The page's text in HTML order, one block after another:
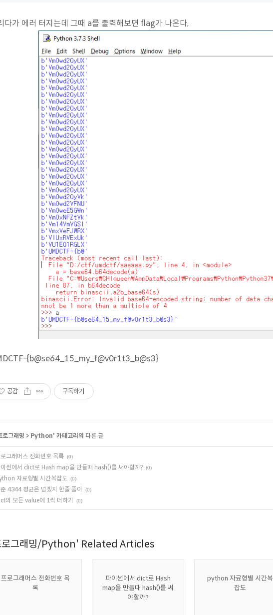
다가 에러 터지는데 그때 a를 출력해보면 flag가 나온다,
{b@se64_15_my_f@v0r1t3_b@s3}
공감 구독하기
로그래밍 > Python' 카테고리의 다른 글
그래머스 전화번호 목록 (0)
썬에서 dict로 Hash map을 만들때 hash()를 써야할까? (0)
자료형별 시간복잡도 (0)
4344 평균은 넘겠지 한줄 풀이 (0)
의 모든 value에 1씩 더하기 (0)
그래밍/Python' Related Articles
프로그래머스 전화번호 목
록
파이썬에서 dict로 Hash
map을 만들때 hash()를 써
야할까?
python 자료형별 시간복
잡도